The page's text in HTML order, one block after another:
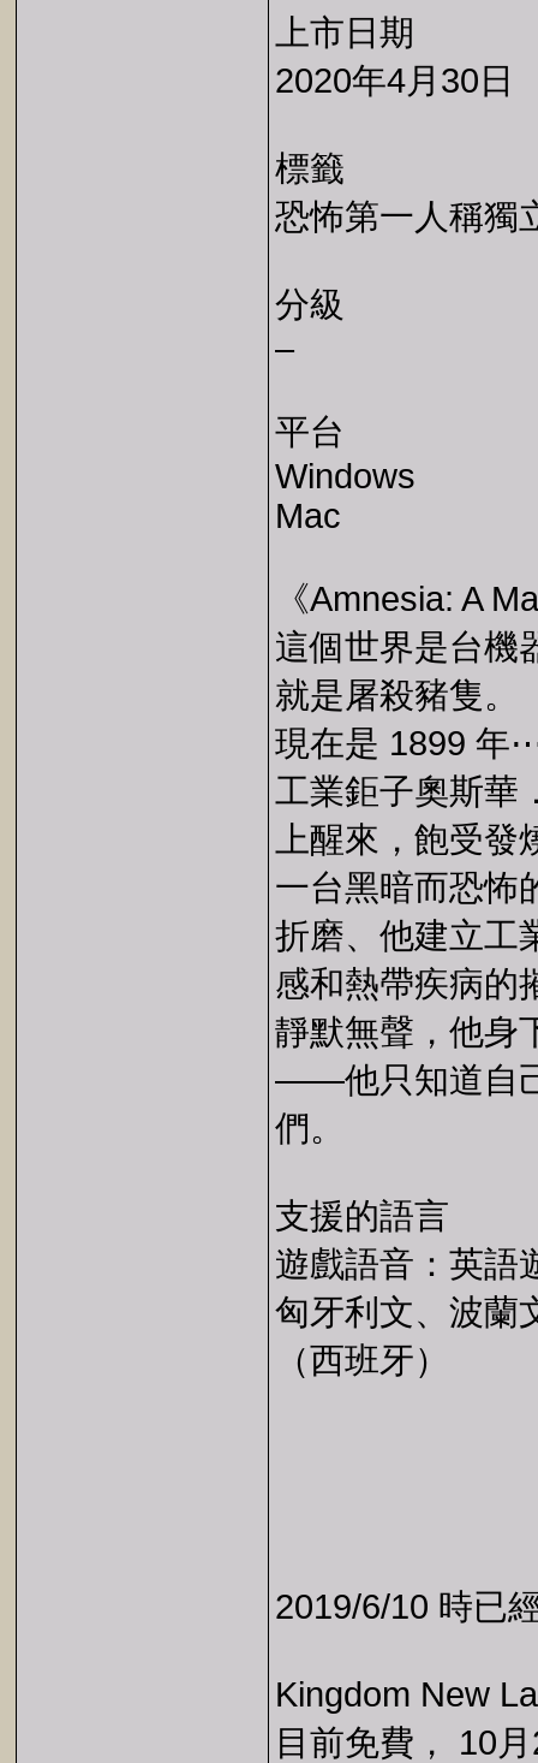
上市日期
2020年4月30日
標籤
恐怖第一人稱獨
分級
–
平台
Windows
Mac
《Amnesia: A
這個世界是台機
就是屠殺豬隻。
現在是 1899
工業鉅子奧斯華
上醒來，飽受
一台黑暗而恐怖
折磨、他建立工
感和熱帶疾病
靜默無聲，他身
——他只知道自
們。
支援的語言
遊戲語音：英語
匈牙利文、波蘭
（西班牙）
2019/6/10 時已
Kingdom New
目前免費， 10